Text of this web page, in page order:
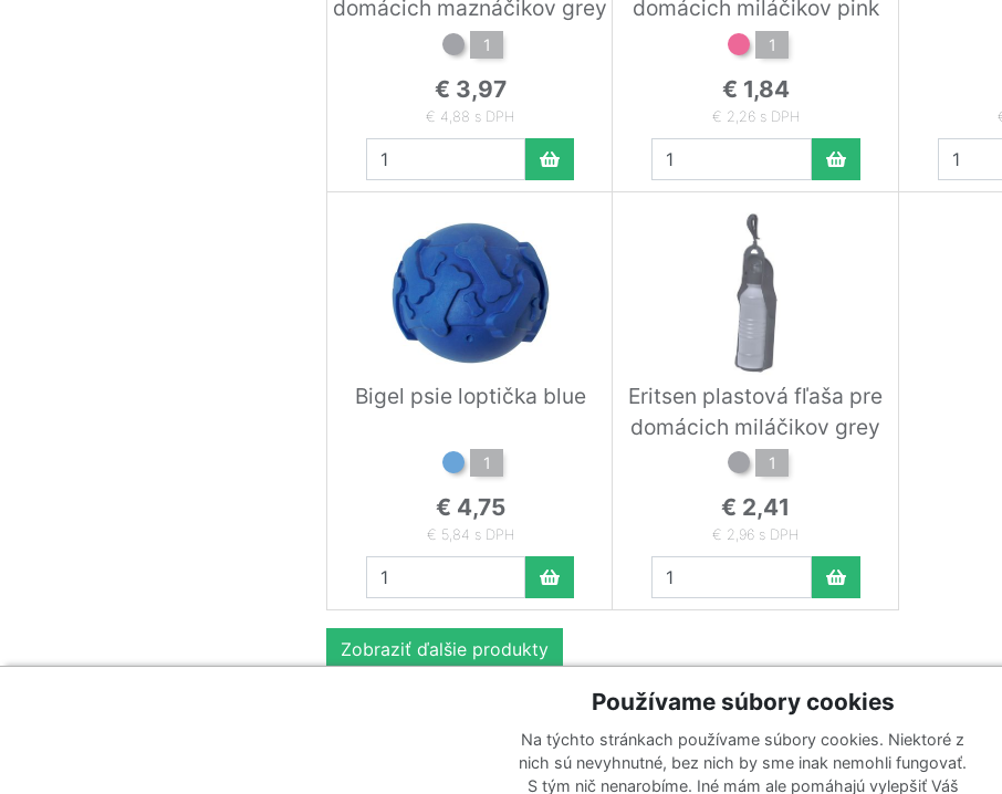
domácich maznáčikov grey
1
€ 3,97
€ 4,88 s DPH
domácich miláčikov pink
1
€ 1,84
€ 2,26 s DPH
Bigel psie loptička blue
1
€ 4,75
€ 5,84 s DPH
Eritsen plastová fľaša pre
domácich miláčikov grey
1
€ 2,41
€ 2,96 s DPH
Zobraziť ďalšie produkty
Katalógy
Zoznam katalógov
Prihlásiť sa k odberu noviniek
Zaregistrujte sa k odberu nášho
Používame súbory cookies
Na týchto stránkach používame súbory cookies. Niektoré z
nich sú nevyhnutné, bez nich by sme inak nemohli fungovať.
S tým nič nenarobíme. Iné mám ale pomáhajú vylepšiť Váš